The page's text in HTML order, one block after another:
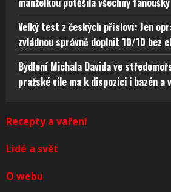
Velký test z českých přísloví: Jen
zvládnou správně doplnit 10/10 bez
Bydlení Michala Davida ve
pražské vile ma k dispozici i bazén
Recepty a vaření
Lidé a svět
O webu